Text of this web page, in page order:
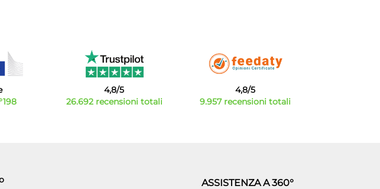
4,8/5
26.692 recensioni totali
4,8/5
9.957 recensioni totali
ASSISTENZA A 360°